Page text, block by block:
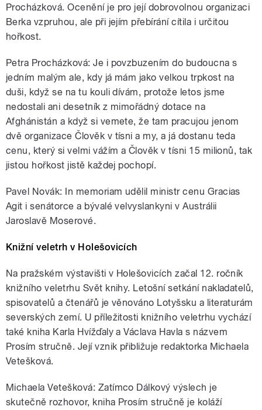
Procházková. Ocenění je pro její dobrovolnou organizaci
Berka vzpruhou, ale při jejím přebírání cítila i určitou
hořkost.
Petra Procházková: Je i povzbuzením do budoucna s
jedním malým ale, kdy já mám jako velkou trpkost na
duši, když se na tu kouli dívám, protože letos jsme
nedostali ani desetník z mimořádný dotace na
Afghánistán a když si vemete, že tam pracujou jenom
dvě organizace Člověk v tísni a my, a já dostanu teda
cenu, který si velmi vážím a Člověk v tísni 15 milionů, tak
jistou hořkost jistě každej pochopí.
Pavel Novák: In memoriam udělil ministr cenu Gracias
Agit i senátorce a bývalé velvyslankyni v Austrálii
Jaroslavě Moserové.
Knižní veletrh v Holešovicích
Na pražském výstavišti v Holešovicích začal 12. ročník
knižního veletrhu Svět knihy. Letošní setkání nakladatelů,
spisovatelů a čtenářů je věnováno Lotyšsku a literaturám
severských zemí. U příležitosti knižního veletrhu vychází
také kniha Karla Hvížďaly a Václava Havla s názvem
Prosím stručně. Její vznik přibližuje redaktorka Michaela
Vetešková.
Michaela Vetešková: Zatímco Dálkový výslech je
skutečně rozhovor, kniha Prosím stručně je koláží